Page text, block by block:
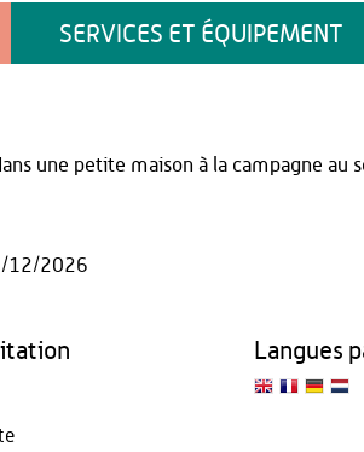
SERVICES ET ÉQUIPEMENT
une petite maison à la campagne au
12/2026
Langues